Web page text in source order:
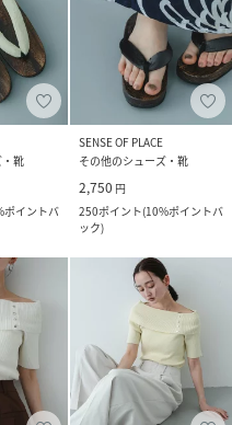
靴
ポイントバ
SENSE OF PLACE
その他のシューズ・靴
2,750 円
250ポイント(10%ポイントバ
ック)